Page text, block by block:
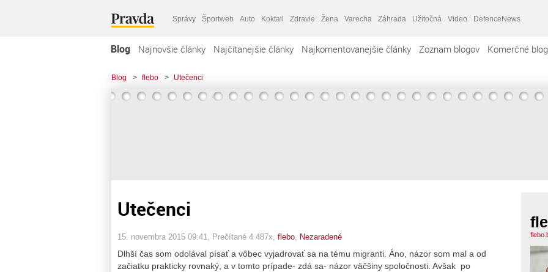
Správy Športweb Auto Koktail Zdravie Žena Varecha Záhrada Užitočná Video DefenceNews
Blog Najnovšie články Najčítanejšie články Najkomentovanejšie články Zoznam blogov Komerčné
Blog > flebo > Utečenci
Utečenci
15. novembra 2015 09:41 , Prečítané 4 487x, flebo Nezaradené
Dlhší čas som odolával písať a vôbec vyjadrovať sa na tému migranti. Áno, názor som mal a od
začiatku prakticky rovnaký, a v tomto prípade- zdá sa- názor väčšiny spoločnosti. Avšak po